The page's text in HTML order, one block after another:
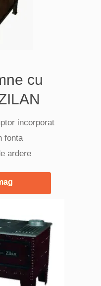
cu
incorporat
fonta
ardere